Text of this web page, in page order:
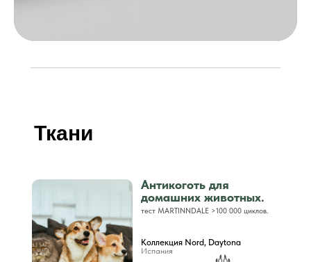
Ткани
Антикоготь для
домашних животных.
Коллекция Nord, Daytona
Испания
тест MARTINNDALE >100 000 циклов.